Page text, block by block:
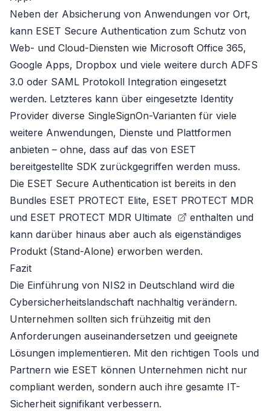
Neben der Absicherung von Anwendungen vor Ort,
kann ESET Secure Authentication zum Schutz von
Web- und Cloud-Diensten wie Microsoft Office 365,
Google Apps, Dropbox und viele weitere durch ADFS
3.0 oder SAML Protokoll Integration eingesetzt
werden. Letzteres kann über eingesetzte Identity
Provider diverse SingleSignOn-Varianten für viele
weitere Anwendungen, Dienste und Plattformen
anbieten – ohne, dass auf das von ESET
bereitgestellte SDK zurückgegriffen werden muss.
Die ESET Secure Authentication ist bereits in den
Bundles ESET PROTECT Elite, ESET PROTECT MDR
und ESET PROTECT MDR Ultimate
enthalten und
kann darüber hinaus aber auch als eigenständiges
Produkt (Stand-Alone) erworben werden.
Fazit
Die Einführung von NIS2 in Deutschland wird die
Cybersicherheitslandschaft nachhaltig verändern.
Unternehmen sollten sich frühzeitig mit den
Anforderungen auseinandersetzen und geeignete
Lösungen implementieren. Mit den richtigen Tools und
Partnern wie ESET können Unternehmen nicht nur
compliant werden, sondern auch ihre gesamte IT-
Sicherheit signifikant verbessern.